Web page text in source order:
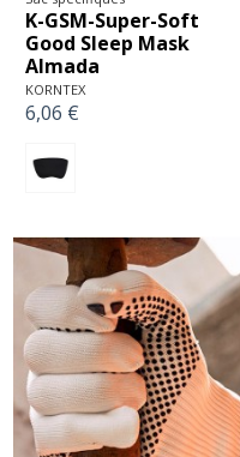
K-GSM-Super-Soft
Good Sleep Mask
Almada
KORNTEX
6,06 €